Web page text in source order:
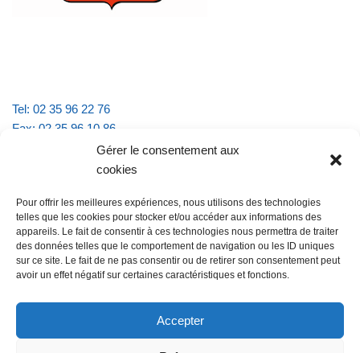
Gérer le consentement aux
cookies
Pour offrir les meilleures expériences, nous utilisons des technologies
telles que les cookies pour stocker et/ou accéder aux informations des
appareils. Le fait de consentir à ces technologies nous permettra de traiter
des données telles que le comportement de navigation ou les ID uniques
sur ce site. Le fait de ne pas consentir ou de retirer son consentement peut
avoir un effet négatif sur certaines caractéristiques et fonctions.
Accepter
Tel: 02 35 96 22 76
Fax: 02 35 96 10 86
Email : mairie.vattevillelarue@wanadoo.fr
lundi et jeudi de 9h à 11h30
mardi et vendredi de 16h à 18h30